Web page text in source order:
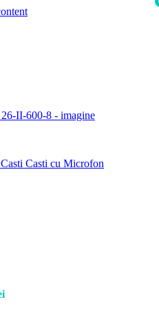
Casti Casti cu Microfon